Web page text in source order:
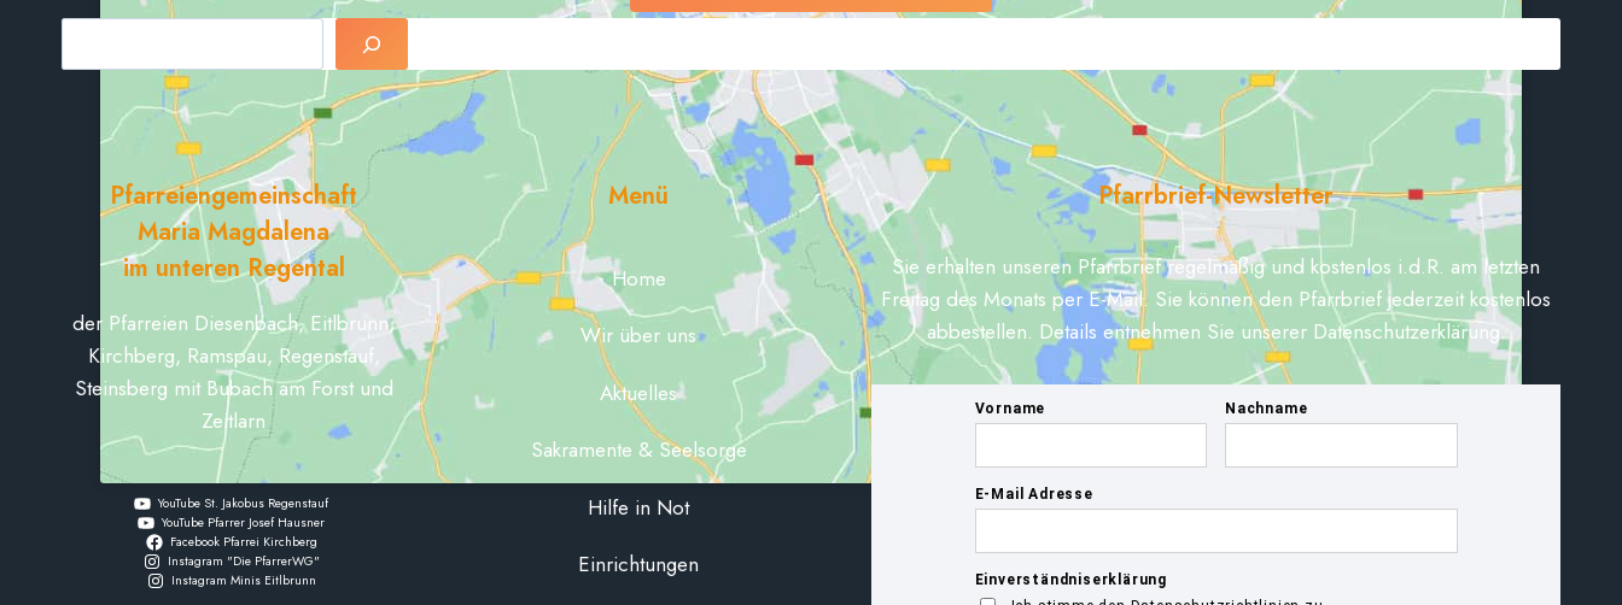
Pfarreiengemeinschaft
Maria Magdalena
im unteren Regental
der Pfarreien Diesenbach, Eitlbrunn,
Kirchberg, Ramspau, Regenstauf,
Steinsberg mit Bubach am Forst und
Zeitlarn
YouTube St. Jakobus Regenstauf
YouTube Pfarrer Josef Hausner
Facebook Pfarrei Kirchberg
Instagram "Die PfarrerWG"
Instagram Minis Eitlbrunn
Menü
Home
Wir über uns
Aktuelles
Sakramente & Seelsorge
Hilfe in Not
Einrichtungen
Pfarrbrief-Newsletter
Sie erhalten unseren Pfarrbrief regelmäßig und kostenlos i.d.R. am letzten
Freitag des Monats per E-Mail. Sie können den Pfarrbrief jederzeit kostenlos
abbestellen. Details entnehmen Sie unserer Datenschutzerklärung.